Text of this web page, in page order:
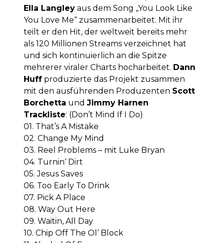
Ella Langley aus dem Song „You Look Like
You Love Me“ zusammenarbeitet. Mit ihr
teilt er den Hit, der weltweit bereits mehr
als 120 Millionen Streams verzeichnet hat
und sich kontinuierlich an die Spitze
mehrerer viraler Charts hocharbeitet. Dann
Huff produzierte das Projekt zusammen
mit den ausführenden Produzenten Scott
Borchetta und Jimmy Harnen
Trackliste: (Don’t Mind If I Do)
01. That’s A Mistake
02. Change My Mind
03. Reel Problems – mit Luke Bryan
04. Turnin‘ Dirt
05. Jesus Saves
06. Too Early To Drink
07. Pick A Place
08. Way Out Here
09. Waitin‚ All Day
10. Chip Off The Ol‘ Block